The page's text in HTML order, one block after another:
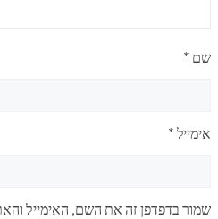
שם *
אימייל *
שמור בדפדפן זה את השם, האימייל